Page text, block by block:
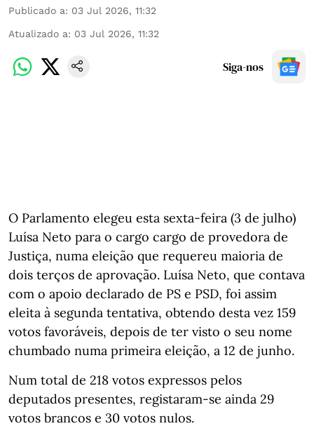
Publicado a: 03 Jul 2026, 11:32
Atualizado a: 03 Jul 2026, 11:32
Siga-nos
O Parlamento elegeu esta sexta-feira (3 de julho)
Luísa Neto para o cargo cargo de provedora de
Justiça, numa eleição que requereu maioria de
dois terços de aprovação. Luísa Neto, que contava
com o apoio declarado de PS e PSD, foi assim
eleita à segunda tentativa, obtendo desta vez 159
votos favoráveis, depois de ter visto o seu nome
chumbado numa primeira eleição, a 12 de junho.
Num total de 218 votos expressos pelos
deputados presentes, registaram-se ainda 29
votos brancos e 30 votos nulos.